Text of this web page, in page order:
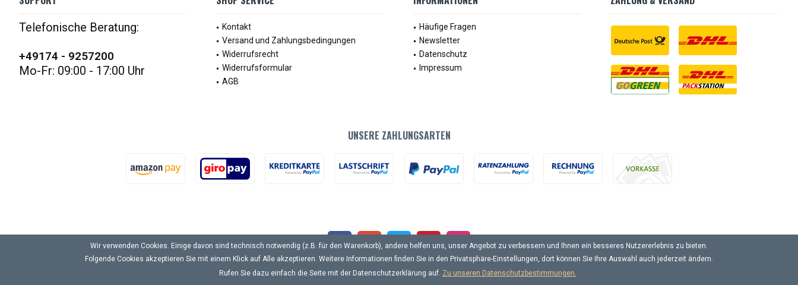
Telefonische Beratung:
+49174 - 9257200
Mo-Fr: 09:00 - 17:00 Uhr
Kontakt
Versand und Zahlungsbedingungen
Widerrufsrecht
Widerrufsformular
AGB
Häufige Fragen
Newsletter
Datenschutz
Impressum
UNSERE ZAHLUNGSARTEN
Versandkostenund ggf. Nachnahmegebühren, wenn nicht anders beschrieben. * gilt für Lieferungen innerhalb Deutschlands, Lieferzeiten für andere Länder entnehmen Sie bitte der
Wir verwenden Cookies. Einige davon sind technisch notwendig (z.B. für den Warenkorb), andere helfen uns, unser Angebot zu verbessern und Ihnen ein besseres Nutzererlebnis zu bieten.
Folgende Cookies akzeptieren Sie mit einem Klick auf Alle akzeptieren. Weitere Informationen finden Sie in den Privatsphäre-Einstellungen, dort können Sie Ihre Auswahl auch jederzeit ändern.
Rufen Sie dazu einfach die Seite mit der Datenschutzerklärung auf. Zu unseren Datenschutzbestimmungen.